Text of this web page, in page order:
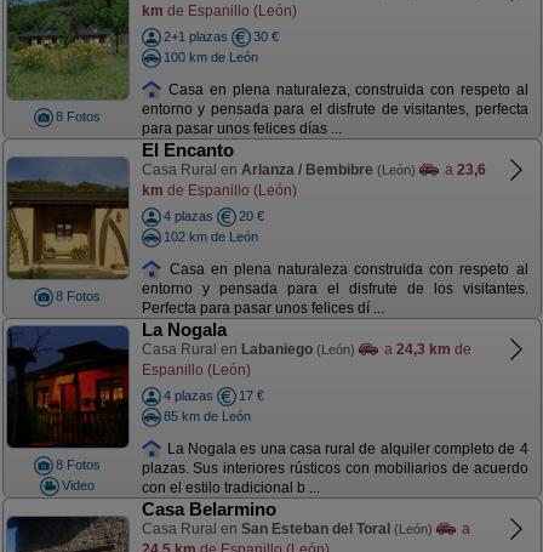
8 Fotos
km de Espanillo (León)
2+1 plazas
30 €
100 km de León
Casa en plena naturaleza, construida con respeto al
entorno y pensada para el disfrute de visitantes, perfecta
para pasar unos felices días ...
8 Fotos
El Encanto
Casa Rural en Arlanza / Bembibre (León) a 23,6
km de Espanillo (León)
4 plazas
20 €
102 km de León
Casa en plena naturaleza construida con respeto al
entorno y pensada para el disfrute de los visitantes.
Perfecta para pasar unos felices dí ...
8 Fotos
Video
La Nogala
Casa Rural en Labaniego (León) a 24,3 km de
Espanillo (León)
4 plazas
17 €
85 km de León
La Nogala es una casa rural de alquiler completo de 4
plazas. Sus interiores rústicos con mobiliarios de acuerdo
con el estilo tradicional b ...
Casa Belarmino
Casa Rural en San Esteban del Toral (León)
a